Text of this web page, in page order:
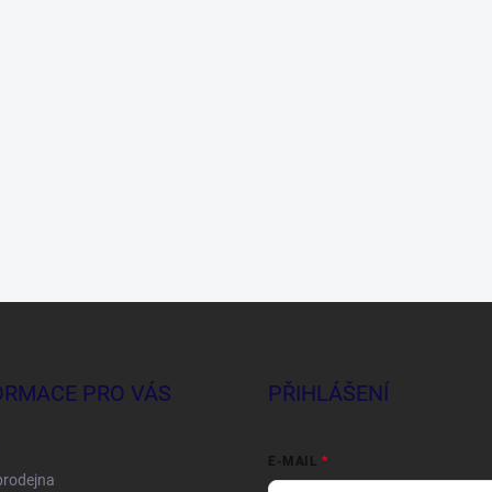
PRO VÁS PŘIHLÁŠENÍ
E-MAIL